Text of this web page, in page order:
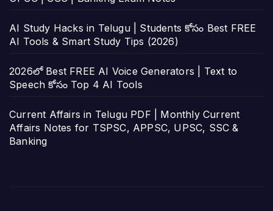
AI Study Hacks in Telugu | Students కోసం Best FREE
AI Tools & Smart Study Tips (2026)
2026లో Best FREE AI Voice Generators | Text to
Speech కోసం Top 4 AI Tools
Current Affairs in Telugu PDF | Monthly Current
Affairs Notes for TSPSC, APPSC, UPSC, SSC &
Banking